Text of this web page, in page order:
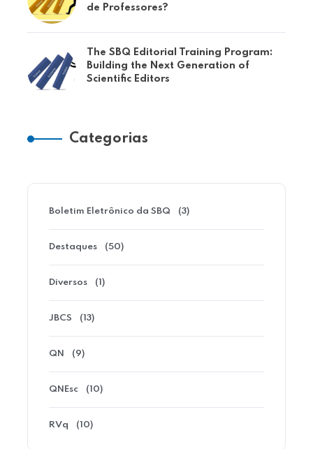
de Professores?
The SBQ Editorial Training Program:
Building the Next Generation of
Scientific Editors
Categorias
Boletim Eletrônico da SBQ (3)
Destaques (50)
Diversos (1)
JBCS (13)
QN (9)
QNEsc (10)
RVq (10)